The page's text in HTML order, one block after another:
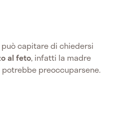
può capitare di chiedersi
al feto, infatti la madre
preoccuparsene.